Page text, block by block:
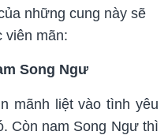
những cung này sẽ
viên mãn:
Song Ngư
mãnh liệt vào tình yêu
Còn nam Song Ngư thì